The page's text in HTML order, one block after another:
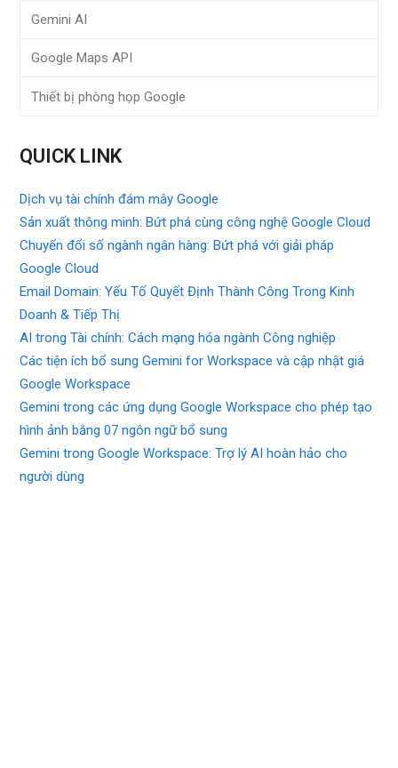
Gemini AI
Google Maps API
Thiết bị phòng họp Google
QUICK LINK
Dịch vụ tài chính đám mây Google
Sản xuất thông minh: Bứt phá cùng công nghệ Google Cloud
Chuyển đổi số ngành ngân hàng: Bứt phá với giải pháp
Google Cloud
Email Domain: Yếu Tố Quyết Định Thành Công Trong Kinh
Doanh & Tiếp Thị
AI trong Tài chính: Cách mạng hóa ngành Công nghiệp
Các tiện ích bổ sung Gemini for Workspace và cập nhật giá
Google Workspace
Gemini trong các ứng dụng Google Workspace cho phép tạo
hình ảnh bằng 07 ngôn ngữ bổ sung
Gemini trong Google Workspace: Trợ lý AI hoàn hảo cho
người dùng